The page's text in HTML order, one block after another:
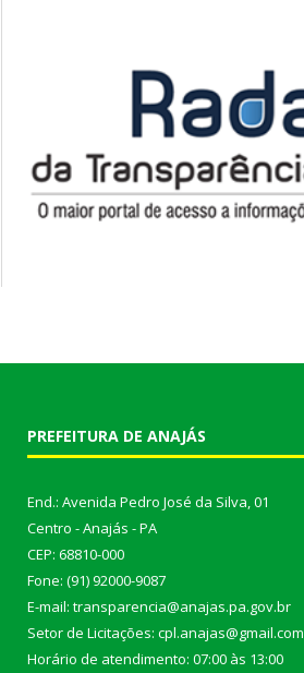
PREFEITURA DE ANAJÁS
End.: Avenida Pedro José da Silva, 01
Centro - Anajás - PA
CEP: 68810-000
Fone: (91) 92000-9087
E-mail: transparencia@anajas.pa.gov.br
Setor de Licitações: cpl.anajas@gmail.com
Horário de atendimento: 07:00 às 13:00